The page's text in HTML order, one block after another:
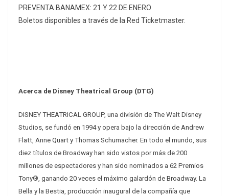
PREVENTA BANAMEX: 21 Y 22 DE ENERO
Boletos disponibles a través de la Red Ticketmaster.
Acerca de Disney Theatrical Group (DTG)
DISNEY THEATRICAL GROUP, una división de The Walt Disney
Studios, se fundó en 1994 y opera bajo la dirección de Andrew
Flatt, Anne Quart y Thomas Schumacher. En todo el mundo, sus
diez títulos de Broadway han sido vistos por más de 200
millones de espectadores y han sido nominados a 62 Premios
Tony®, ganando 20 veces el máximo galardón de Broadway. La
Bella y la Bestia, producción inaugural de la compañía que